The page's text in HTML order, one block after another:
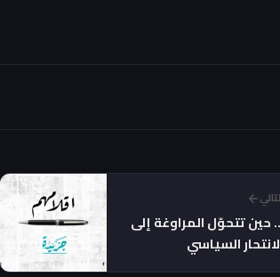
حين تتحوّل المراوغة إلى
السياسي